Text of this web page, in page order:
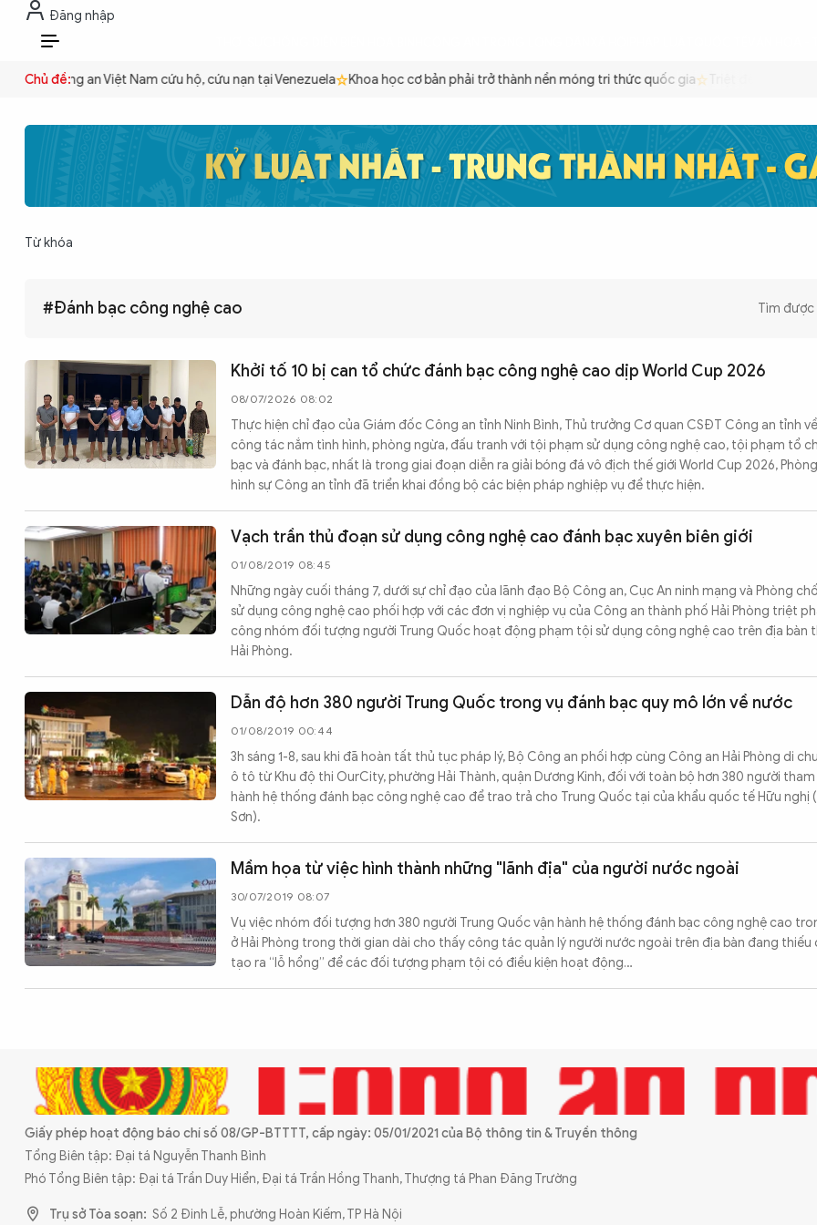
Đăng nhập
VI
CHỐNG DIỄN BIẾN HÒA BÌNH
CÔNG AN TRONG LÒNG DÂN
XÃ HỘI
PHÁP LUẬT
CÔNG NGHỆ
VĂN HÓA - THỂ THAO
BẠN ĐỌC & CAND
ĐA PHƯƠNG TIỆN
eMagazine
Video Ảnh
Infographic
Văn nghệ Công an
Chuyên đề
Chủ đề:Công an Việt Nam cứu hộ, cứu nạn tại Venezuela Khoa học cơ bản phải trở thành nền móng tri thức quốc gia Triệt để tiết kiệm
Từ khóa
#Đánh bạc công nghệ cao Tìm được
Khởi tố 10 bị can tổ chức đánh bạc công nghệ cao dịp World Cup 2026
08/07/2026 08:02
Thực hiện chỉ đạo của Giám đốc Công an tỉnh Ninh Bình, Thủ trưởng Cơ quan CSĐT Công an tỉnh
công tác nắm tình hình, phòng ngừa, đấu tranh với tội phạm sử dụng công nghệ cao, tội phạm tổ
bạc và đánh bạc, nhất là trong giai đoạn diễn ra giải bóng đá vô địch thế giới World Cup 2026,
hình sự Công an tỉnh đã triển khai đồng bộ các biện pháp nghiệp vụ để thực hiện.
Vạch trần thủ đoạn sử dụng công nghệ cao đánh bạc xuyên biên giới
01/08/2019 08:45
Những ngày cuối tháng 7, dưới sự chỉ đạo của lãnh đạo Bộ Công an, Cục An ninh mạng và Phòng
sử dụng công nghệ cao phối hợp với các đơn vị nghiệp vụ của Công an thành phố Hải Phòng triệt
công nhóm đối tượng người Trung Quốc hoạt động phạm tội sử dụng công nghệ cao trên địa bàn
Hải Phòng.
Dẫn độ hơn 380 người Trung Quốc trong vụ đánh bạc quy mô lớn về nước
01/08/2019 00:44
3h sáng 1-8, sau khi đã hoàn tất thủ tục pháp lý, Bộ Công an phối hợp cùng Công an Hải Phòng di
ô tô từ Khu độ thi OurCity, phường Hải Thành, quận Dương Kinh, đối với toàn bộ hơn 380 người tham
hành hệ thống đánh bạc công nghệ cao để trao trả cho Trung Quốc tại của khẩu quốc tế Hữu nghị
Sơn).
Mầm họa từ việc hình thành những "lãnh địa" của người nước ngoài
30/07/2019 08:07
Vụ việc nhóm đối tượng hơn 380 người Trung Quốc vận hành hệ thống đánh bạc công nghệ cao
ở Hải Phòng trong thời gian dài cho thấy công tác quản lý người nước ngoài trên địa bàn đang thiếu
tạo ra “lỗ hổng” để các đối tượng phạm tội có điều kiện hoạt động…
Giấy phép hoạt động báo chí số 08/GP-BTTTT, cấp ngày: 05/01/2021 của Bộ thông tin & Truyền thông
Tổng Biên tập: Đại tá Nguyễn Thanh Bình
Phó Tổng Biên tập: Đại tá Trần Duy Hiển, Đại tá Trần Hồng Thanh, Thượng tá Phan Đăng Trường
Trụ sở Tòa soạn: Số 2 Đinh Lễ, phường Hoàn Kiếm, TP Hà Nội